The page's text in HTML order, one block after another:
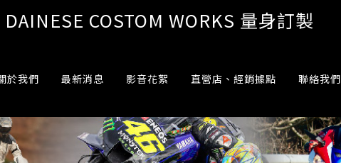
DAINESE COSTOM WORKS 量身訂製
於我們 最新消息 影音花絮 直營店、經銷據點 聯絡我們